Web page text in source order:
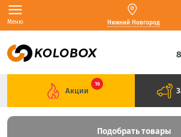
Меню Нижний Новгород
Акции
16
Подобрать товары